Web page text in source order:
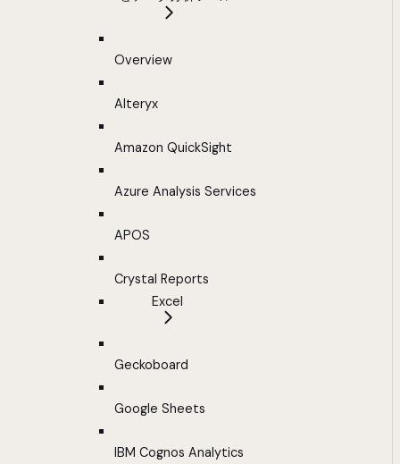
Overview
Alteryx
Amazon QuickSight
Azure Analysis Services
APOS
Crystal Reports
Excel
Geckoboard
Google Sheets
IBM Cognos Analytics